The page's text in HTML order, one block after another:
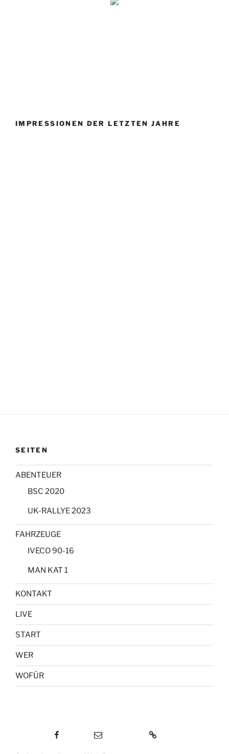
IMPRESSIONEN DER LETZTEN JAHRE
SEITEN
ABENTEUER
BSC 2020
UK-RALLYE 2023
FAHRZEUGE
IVECO 90-16
MAN KAT 1
KONTAKT
LIVE
START
WER
WOFÜR
E-Mail KONTAKT